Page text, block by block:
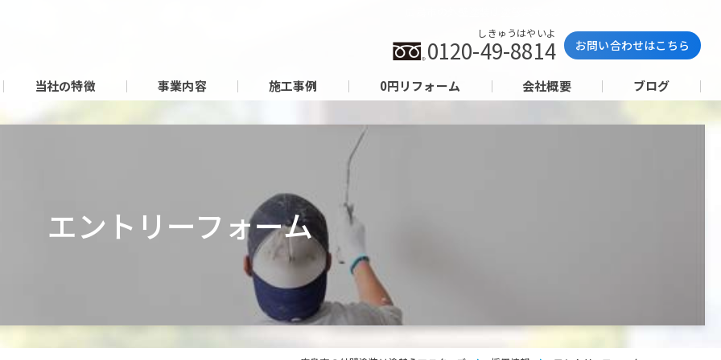
しきゅうはやいよ
0120-49-8814 お問い合わせはこちら
当社の特徴 事業内容 施工事例 0円リフォーム 会社概要 ブログ
エントリーフォーム